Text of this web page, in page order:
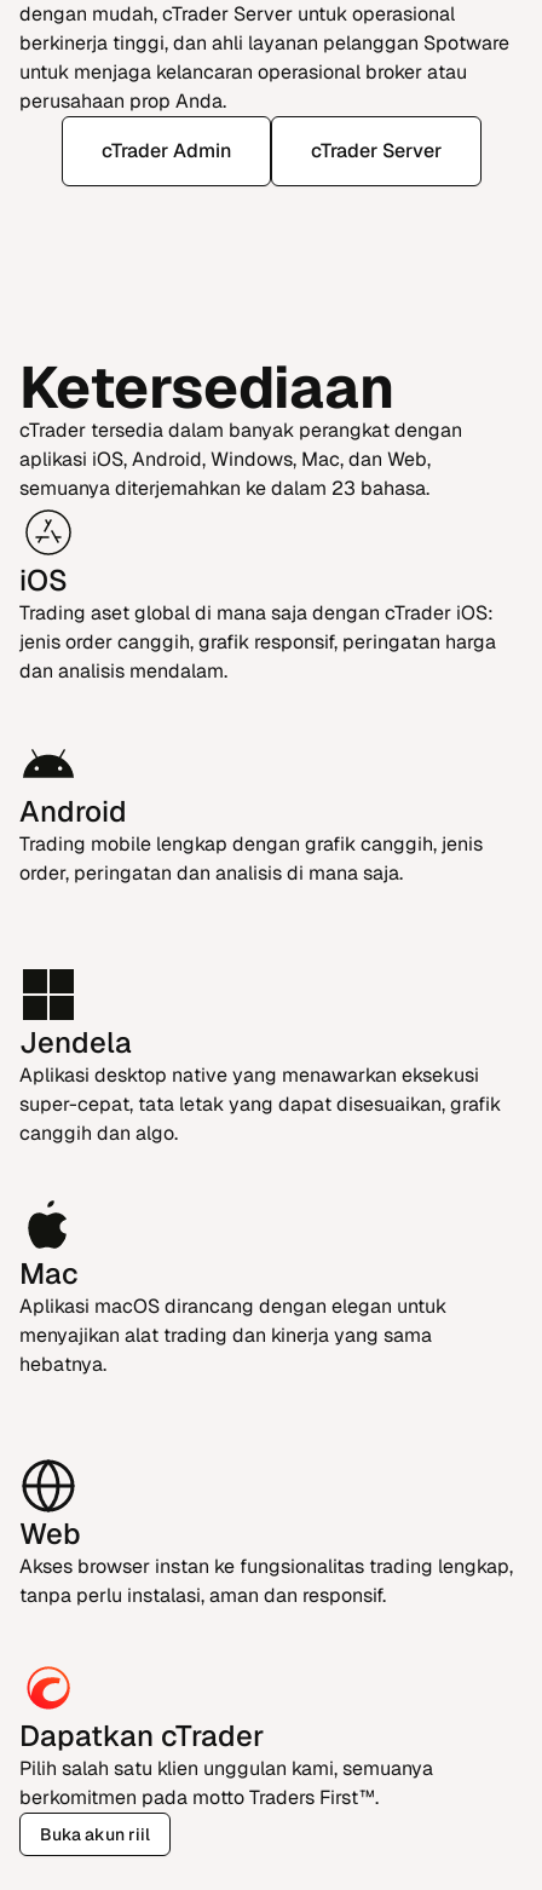
dengan mudah, cTrader Server untuk operasional
berkinerja tinggi, dan ahli layanan pelanggan Spotware
untuk menjaga kelancaran operasional broker atau
perusahaan prop Anda.
cTrader Admin
cTrader Server
Ketersediaan
cTrader tersedia dalam banyak perangkat dengan
aplikasi iOS, Android, Windows, Mac, dan Web,
semuanya diterjemahkan ke dalam 23 bahasa.
iOS
Trading aset global di mana saja dengan cTrader iOS:
jenis order canggih, grafik responsif, peringatan harga
dan analisis mendalam.
Android
Trading mobile lengkap dengan grafik canggih, jenis
order, peringatan dan analisis di mana saja.
Jendela
Aplikasi desktop native yang menawarkan eksekusi
super-cepat, tata letak yang dapat disesuaikan, grafik
canggih dan algo.
Mac
Aplikasi macOS dirancang dengan elegan untuk
menyajikan alat trading dan kinerja yang sama
hebatnya.
Web
Akses browser instan ke fungsionalitas trading lengkap,
tanpa perlu instalasi, aman dan responsif.
Dapatkan cTrader
Pilih salah satu klien unggulan kami, semuanya
berkomitmen pada motto Traders First™.
Buka akun riil